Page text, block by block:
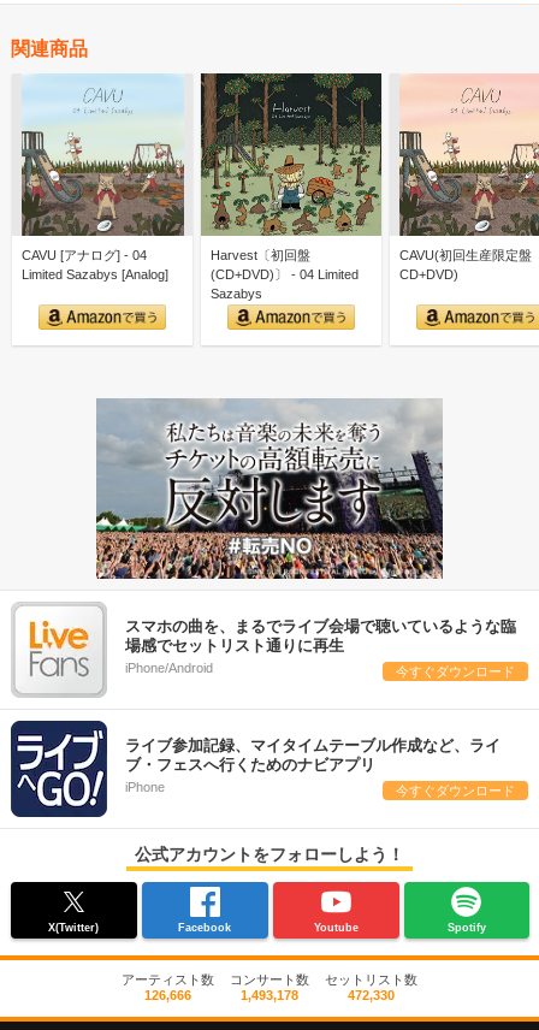
関連商品
CAVU [アナログ] - 04
Limited Sazabys [Analog]
Harvest〔初回盤
(CD+DVD)〕 - 04 Limited
Sazabys
CAVU(初回生産限定盤
CD+DVD)
スマホの曲を、まるでライブ会場で聴いているような臨
場感でセットリスト通りに再生
iPhone/Android 今すぐダウンロード
ライブ参加記録、マイタイムテーブル作成など、ライ
ブ・フェスへ行くためのナビアプリ
iPhone 今すぐダウンロード
公式アカウントをフォローしよう！
X(Twitter) Facebook Youtube Spotify
アーティスト数
126,666
コンサート数
1,493,178
セットリスト数
472,330